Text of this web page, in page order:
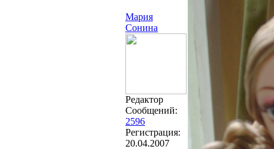
Мария
Сонина
Редактор
Сообщений:
2596
Регистрация:
20.04.2007